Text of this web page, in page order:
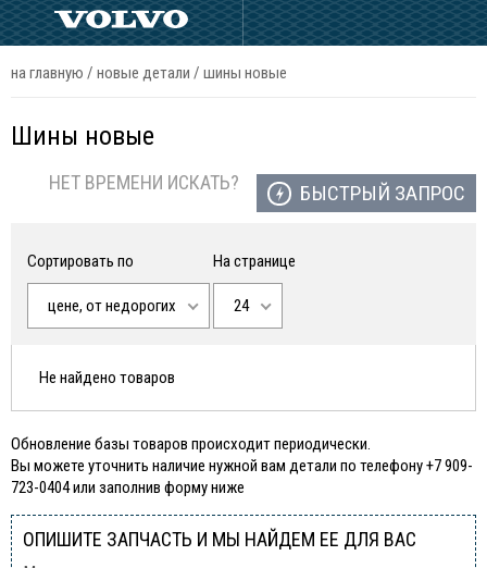
на главную / новые детали / шины новые
Шины новые
НЕТ ВРЕМЕНИ ИСКАТЬ? БЫСТРЫЙ ЗАПРОС
Сортировать по
цене, от недорогих
На странице
24
Не найдено товаров
Обновление базы товаров происходит периодически.
Вы можете уточнить наличие нужной вам детали по телефону +7 909-
723-0404 или заполнив форму ниже
ОПИШИТЕ ЗАПЧАСТЬ И МЫ НАЙДЕМ ЕЕ ДЛЯ ВАС